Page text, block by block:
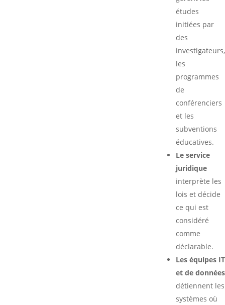
études
initiées par
des
investigateurs,
les
programmes
de
conférenciers
et les
subventions
éducatives.
Le service
juridique
interprète les
lois et décide
ce qui est
considéré
comme
déclarable.
Les équipes IT
et de données
détiennent les
systèmes où